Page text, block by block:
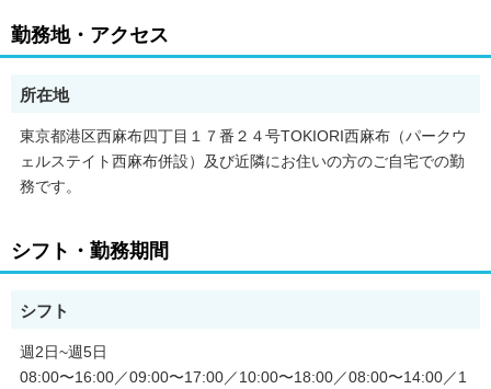
継続して勤務の相談も可能です。
初任者研修の資格を持っていても、【訪問介護】のお仕事の経験
が初めてならOK
施設介護からの転職を考えている方に朗報！！！
☆☆訪問介護ヘルパーのお仕事紹介☆☆
品質の高いサービスで住み慣れた家・地域での暮らしをサポート
しています。
【仕事内容】
排泄・入浴等の身体介助を行います。
1回の訪問は30分程で短い時間ですが
勤務地・アクセス
所在地
東京都港区西麻布四丁目１７番２４号TOKIORI西麻布（パークウ
ェルステイト西麻布併設）及び近隣にお住いの方のご自宅での勤
務です。
シフト・勤務期間
シフト
週2日~週5日
08:00〜16:00／09:00〜17:00／10:00〜18:00／08:00〜14:00／1